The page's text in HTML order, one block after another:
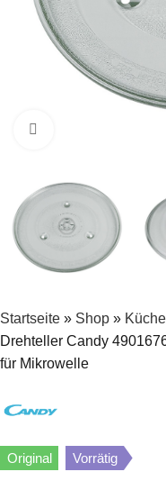
Startseite » Shop » Küche
Drehteller Candy
für Mikrowelle
Original Vorrätig